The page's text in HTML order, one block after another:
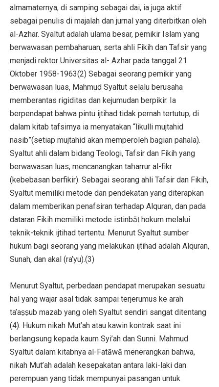
almamaternya, di samping sebagai dai, ia juga aktif
sebagai penulis di majalah dan jurnal yang diterbitkan oleh
al-Azhar. Syaltut adalah ulama besar, pemikir Islam yang
berwawasan pembaharuan, serta ahli Fikih dan Tafsir yang
menjadi rektor Universitas al- Azhar pada tanggal 21
Oktober 1958-1963(2) Sebagai seorang pemikir yang
berwawasan luas, Mahmud Syaltut selalu berusaha
memberantas rigiditas dan kejumudan berpikir. Ia
berpendapat bahwa pintu ijtihad tidak pernah tertutup, di
dalam kitab tafsirnya ia menyatakan “likulli mujtahid
nasib”(setiap mujtahid akan memperoleh bagian pahala).
Syaltut ahli dalam bidang Teologi, Tafsir dan Fikih yang
berwawasan luas, mencanangkan taḥarrur al-fikr
(kebebasan berfikir). Sebagai seorang ahli Tafsir dan Fikih,
Syaltut memiliki metode dan pendekatan yang diterapkan
dalam memberikan penafsiran terhadap Alquran, dan pada
dataran Fikih memiliki metode istinbāṭ hokum melalui
teknik-teknik ijtihad tertentu. Menurut Syaltut sumber
hukum bagi seorang yang melakukan ijtihad adalah Alquran,
Sunah, dan akal (ra’yu).(3)
Menurut Syaltut, perbedaan pendapat merupakan sesuatu
hal yang wajar asal tidak sampai terjerumus ke arah
ta’aṣṣub mazab yang oleh Syaltut sendiri sangat ditentang
(4). Hukum nikah Mut’ah atau kawin kontrak saat ini
berlangsung kepada kaum Syi’ah dan Sunni. Mahmud
Syaltut dalam kitabnya al-Fatāwā menerangkan bahwa,
nikah Mut’ah adalah kesepakatan antara laki-laki dan
perempuan yang tidak mempunyai pasangan untuk